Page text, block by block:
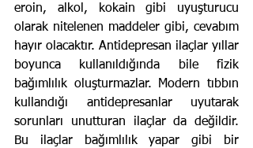
eroin, alkol, kokain gibi uyuşturucu
olarak nitelenen maddeler gibi, cevabım
hayır olacaktır. Antidepresan ilaçlar yıllar
boyunca kullanıldığında bile fizik
bağımlılık oluşturmazlar. Modern tıbbın
kullandığı antidepresanlar uyutarak
sorunları unutturan ilaçlar da değildir.
Bu ilaçlar bağımlılık yapar gibi bir